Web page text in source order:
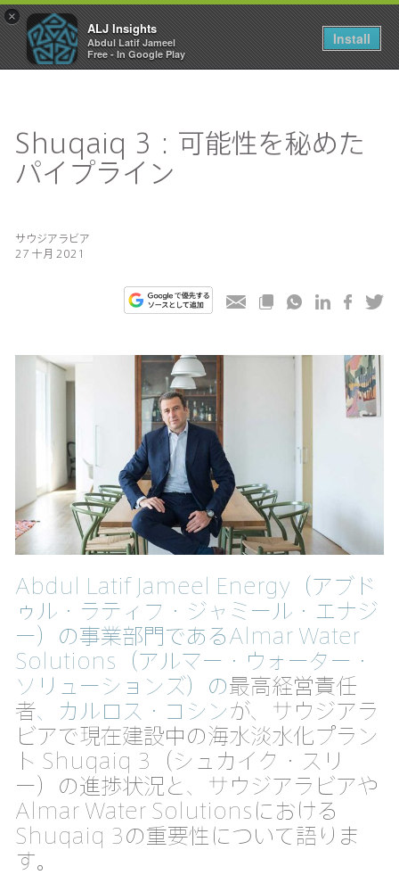
×
ALJ Insights
Abdul Latif Jameel
Free - In Google Play
Install
Toggle
navigation
Shuqaiq 3：可能性を秘めた
パイプライン
サウジアラビア
27 十月 2021
Abdul Latif Jameel Energy（アブド
ゥル・ラティフ・ジャミール・エナジ
ー）の事業部門であるAlmar Water
Solutions（アルマー・ウォーター・
ソリューションズ）の最高経営責任
者、カルロス・コシンが、サウジアラ
ビアで現在建設中の海水淡水化プラン
ト Shuqaiq 3（シュカイク・スリ
ー）の進捗状況と、サウジアラビアや
Almar Water Solutionsにおける
Shuqaiq 3の重要性について語りま
す。